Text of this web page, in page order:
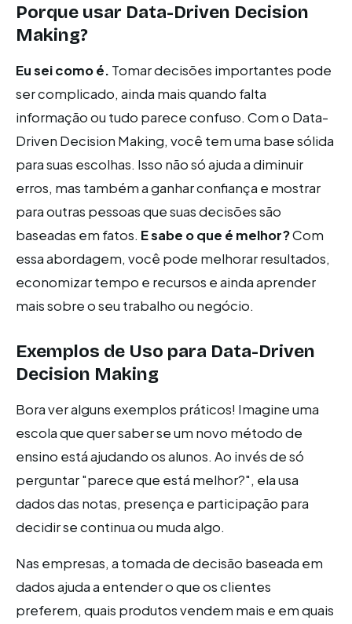
Porque usar Data-Driven Decision
Making?
Eu sei como é. Tomar decisões importantes pode
ser complicado, ainda mais quando falta
informação ou tudo parece confuso. Com o Data-
Driven Decision Making, você tem uma base sólida
para suas escolhas. Isso não só ajuda a diminuir
erros, mas também a ganhar confiança e mostrar
para outras pessoas que suas decisões são
baseadas em fatos. E sabe o que é melhor?Com
essa abordagem, você pode melhorar resultados,
economizar tempo e recursos e ainda aprender
mais sobre o seu trabalho ou negócio.
Exemplos de Uso para Data-Driven
Decision Making
Bora ver alguns exemplos práticos! Imagine uma
escola que quer saber se um novo método de
ensino está ajudando os alunos. Ao invés de só
perguntar "parece que está melhor?", ela usa
dados das notas, presença e participação para
decidir se continua ou muda algo.
Nas empresas, a tomada de decisão baseada em
dados ajuda a entender o que os clientes
preferem, quais produtos vendem mais e em quais